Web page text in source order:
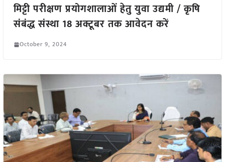
मिट्टी परीक्षण प्रयोगशालाओं हेतु युवा उद्यमी / कृषि
संबंद्ध संस्था 18 अक्टूबर तक आवेदन करें
October 9, 2024